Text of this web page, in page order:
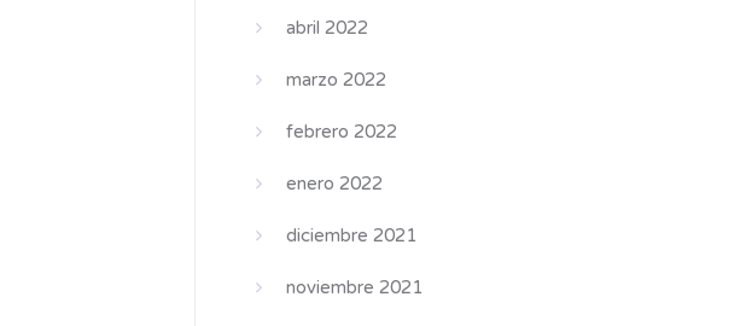
abril 2022
marzo 2022
febrero 2022
enero 2022
diciembre 2021
noviembre 2021